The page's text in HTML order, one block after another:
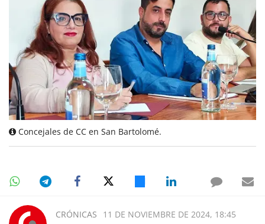
Concejales de CC en San Bartolomé.
CRÓNICAS 11 DE NOVIEMBRE DE 2024, 18:45